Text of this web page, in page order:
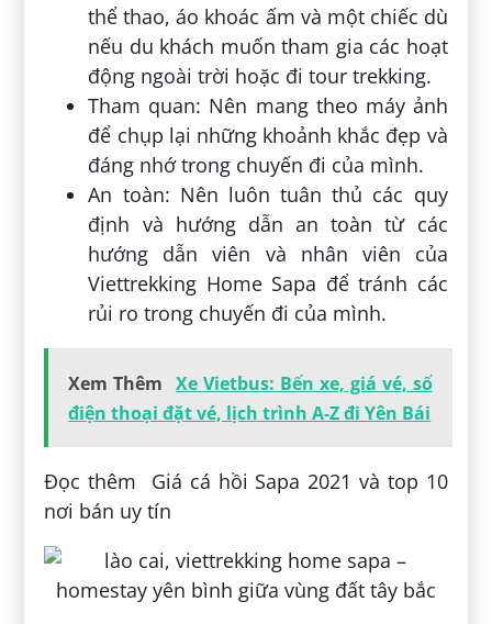
thể thao, áo khoác ấm và một chiếc dù
nếu du khách muốn tham gia các hoạt
động ngoài trời hoặc đi tour trekking.
Tham quan: Nên mang theo máy ảnh
để chụp lại những khoảnh khắc đẹp và
đáng nhớ trong chuyến đi của mình.
An toàn: Nên luôn tuân thủ các quy
định và hướng dẫn an toàn từ các
hướng dẫn viên và nhân viên của
Viettrekking Home Sapa để tránh các
rủi ro trong chuyến đi của mình.
Xem Thêm Xe Vietbus: Bến xe, giá vé, số
điện thoại đặt vé, lịch trình A-Z đi Yên Bái
Đọc thêm Giá cá hồi Sapa 2021 và top 10
nơi bán uy tín